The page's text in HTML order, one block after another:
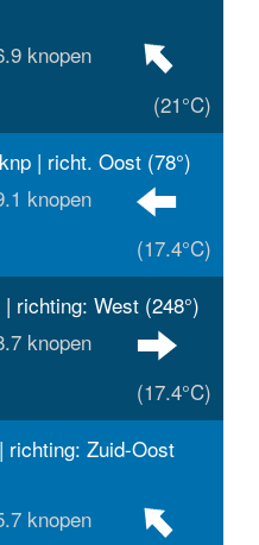
knopen
(21°C)
| richt. Oost (78°)
knopen
(17.4°C)
richting: West (248°)
knopen
(17.4°C)
richting: Zuid-Oost
knopen